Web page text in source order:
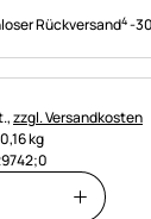
Rückversand4-
zzgl. Versandkosten
kg